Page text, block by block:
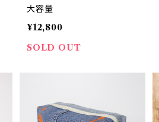
大容量
¥12,800
SOLD OUT